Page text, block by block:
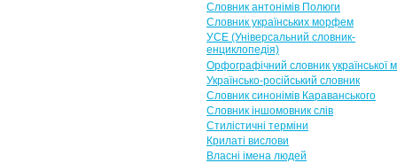
Словник антонімів Полюги
Словник українських морфем
УСЕ (Універсальний словник-
енциклопедія)
Орфографічний словник української
Українсько-російський словник
Словник синонімів Караванського
Словник іншомовник слів
Стилістичні терміни
Крилаті вислови
Власні імена людей